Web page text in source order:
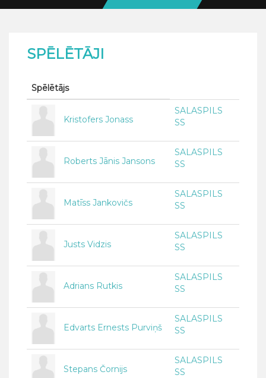
SPĒLĒTĀJI
Spēlētājs
Kristofers Jonass
SALASPILS
SS
Roberts Jānis Jansons
SALASPILS
SS
Matīss Jankovičs
SALASPILS
SS
Justs Vidzis
SALASPILS
SS
Adrians Rutkis
SALASPILS
SS
Edvarts Ernests Purviņš
SALASPILS
SS
Stepans Čornijs
SALASPILS
SS